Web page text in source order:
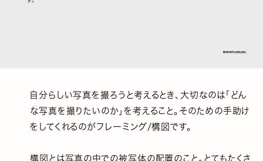
自分らしい写真を撮ろうと考えるとき、大切なのは「どん
な写真を撮りたいのか」を考えること。そのための手助け
をしてくれるのがフレーミング/構図です。
構図とは写真の中での被写体の配置のこと。とてもたくさ